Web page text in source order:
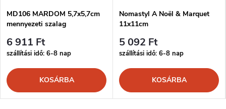
MD106 MARDOM 5,7x5,7cm
mennyezeti szalag
6 911 Ft
szállítási idő: 6-8 nap
KOSÁRBA
Nomastyl A Noël & Marquet
11x11cm
5 092 Ft
szállítási idő: 6-8 nap
KOSÁRBA